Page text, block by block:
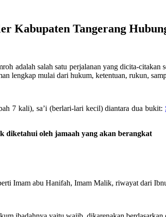
Kabupaten Tangerang
adalah salah satu perjalanan yang dicita-
lengkap mulai dari hukum, ketentuan, rukun,
7 kali), sa’i (berlari-lari kecil) diantara dua bukit:
diketahui oleh jamaah yang akan berangkat
Imam abu Hanifah, Imam Malik, riwayat dari